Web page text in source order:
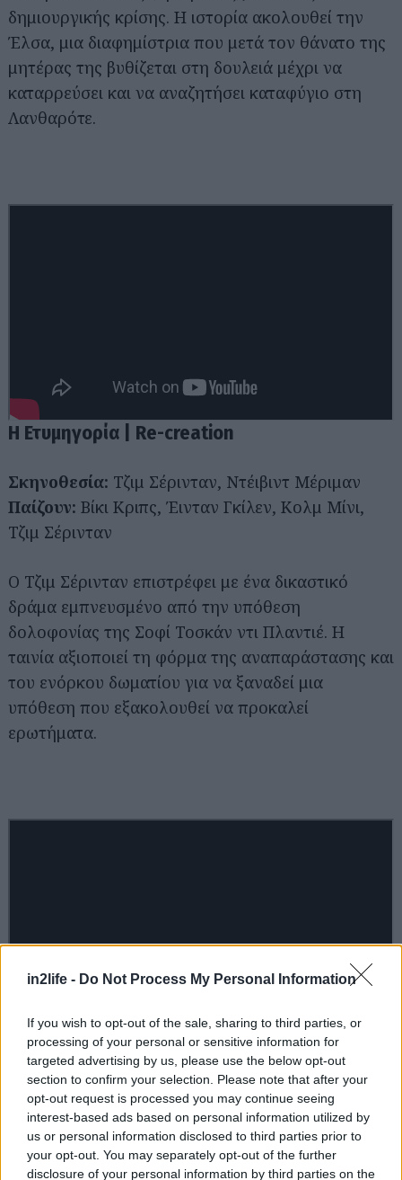
in2life - Do Not Process My Personal Information
If you wish to opt-out of the sale, sharing to third parties, or
processing of your personal or sensitive information for
targeted advertising by us, please use the below opt-out
section to confirm your selection. Please note that after your
opt-out request is processed you may continue seeing
interest-based ads based on personal information utilized by
us or personal information disclosed to third parties prior to
your opt-out. You may separately opt-out of the further
disclosure of your personal information by third parties on the
δημιουργικής κρίσης. Η ιστορία ακολουθεί την
Έλσα, μια διαφημίστρια που μετά τον θάνατο της
μητέρας της βυθίζεται στη δουλειά μέχρι να
καταρρεύσει και να αναζητήσει καταφύγιο στη
Λανθαρότε.
Η Ετυμηγορία | Re-creation
Σκηνοθεσία: Τζιμ Σέρινταν, Ντέιβιντ Μέριμαν
Παίζουν: Βίκι Κριπς, Έινταν Γκίλεν, Κολμ Μίνι,
Τζιμ Σέρινταν
Ο Τζιμ Σέρινταν επιστρέφει με ένα δικαστικό
δράμα εμπνευσμένο από την υπόθεση
δολοφονίας της Σοφί Τοσκάν ντι Πλαντιέ. Η
ταινία αξιοποιεί τη φόρμα της αναπαράστασης και
του ενόρκου δωματίου για να ξαναδεί μια
υπόθεση που εξακολουθεί να προκαλεί
ερωτήματα.
Ημέρα Αποκάλυψης | Disclosure Day
Σκηνοθεσία:Στίβεν Σπίλμπεργκ
Σενάριο:Ντέιβιντ Κεπ
Παίζουν:Έμιλι Μπλαντ, Τζος Ο’Κόνορ, Κόλιν
Φερθ, Ιβ Χιούσον, Κόλμαν Ντομίνγκο